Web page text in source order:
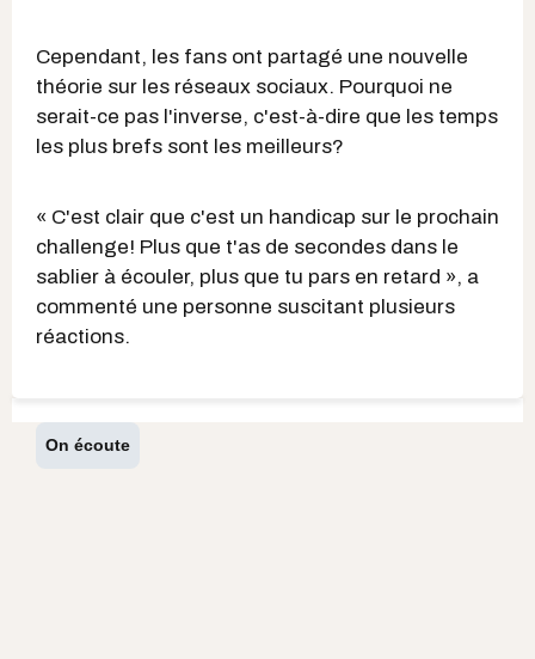
Cependant, les fans ont partagé une nouvelle
théorie sur les réseaux sociaux. Pourquoi ne
serait-ce pas l'inverse, c'est-à-dire que les temps
les plus brefs sont les meilleurs?
« C'est clair que c'est un handicap sur le prochain
challenge! Plus que t'as de secondes dans le
sablier à écouler, plus que tu pars en retard », a
commenté une personne suscitant plusieurs
réactions.
On écoute